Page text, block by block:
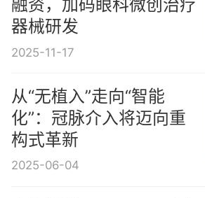
融资，加码眼科微创治疗
器械研发
2025-11-17
从“无植入”走向“智能
化”：冠脉介入将迈向重
构式革新
2025-06-04